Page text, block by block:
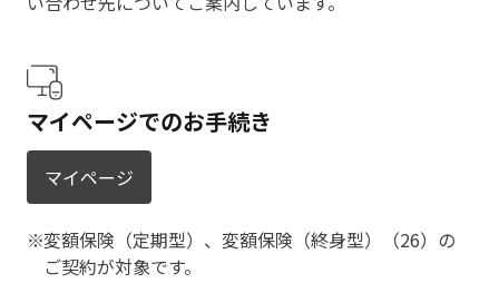
マイページでのお手続き
マイページ
変額保険（定期型）、変額保険（終身型）（26）の
ご契約が対象です。